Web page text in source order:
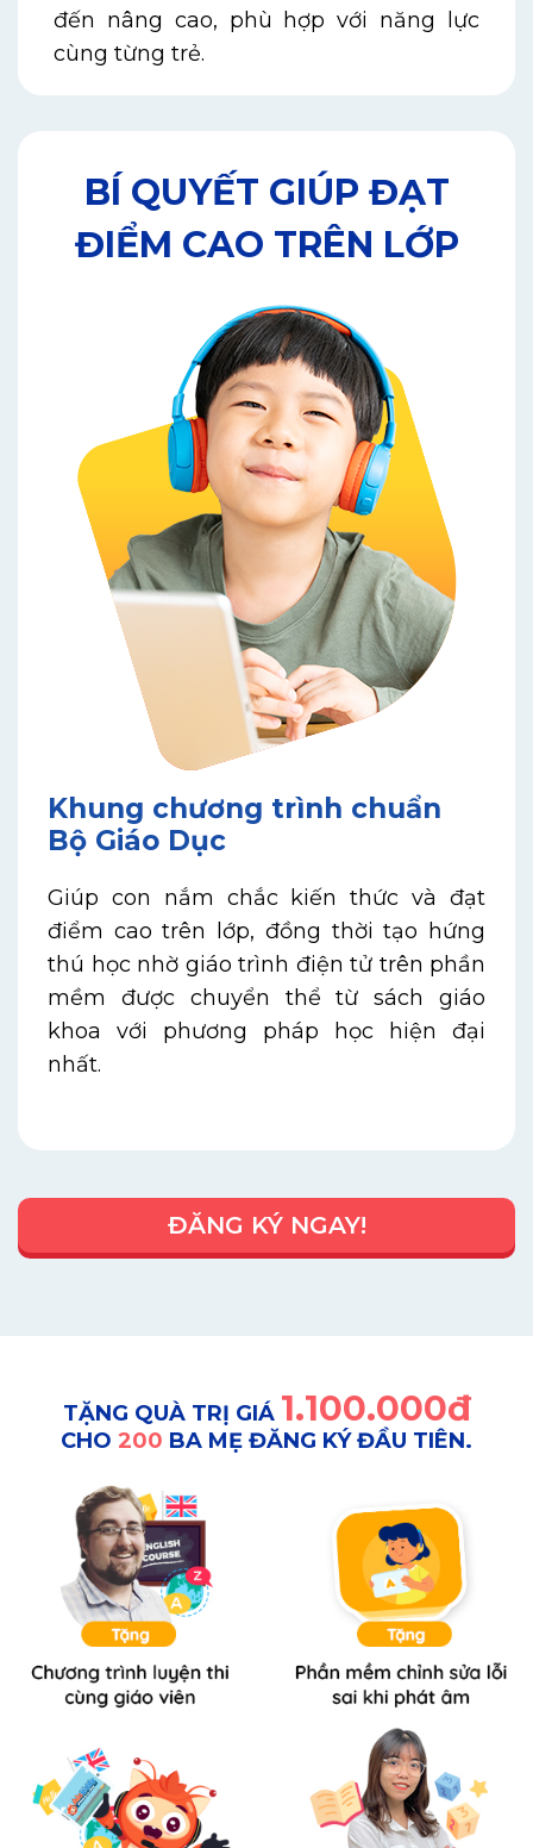
đến nâng cao, phù hợp với năng lực
cùng từng trẻ.
BÍ QUYẾT GIÚP ĐẠT
ĐIỂM CAO TRÊN LỚP
Khung chương trình chuẩn
Bộ Giáo Dục
Giúp con nắm chắc kiến thức và đạt
điểm cao trên lớp, đồng thời tạo hứng
thú học nhờ giáo trình điện tử trên phần
mềm được chuyển thể từ sách giáo
khoa với phương pháp học hiện đại
nhất.
ĐĂNG KÝ NGAY!
TẶNG QUÀ TRỊ GIÁ 1.100.000đ
CHO 200 BA MẸ ĐĂNG KÝ ĐẦU TIÊN.